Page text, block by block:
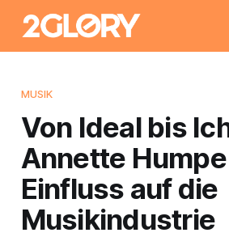
MUSIK
Von Ideal bis
Annette
Einfluss auf die
Musikindustrie